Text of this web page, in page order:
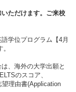
ただけます。ご来校
学位プログラム【4月
、海外の大学出願と
のスコア、
理由書(Application